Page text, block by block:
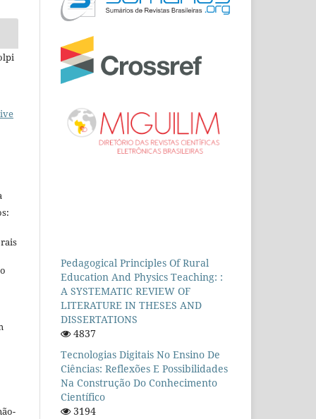
Pedagogical Principles Of Rural
Education And Physics Teaching: :
A SYSTEMATIC REVIEW OF
LITERATURE IN THESES AND
DISSERTATIONS
4837
Tecnologias Digitais No Ensino De
Ciências: Reflexões E Possibilidades
Na Construção Do Conhecimento
Científico
3194